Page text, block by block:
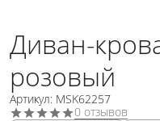
Диван-
розовый
Артикул: MSK62257
0 отзывов